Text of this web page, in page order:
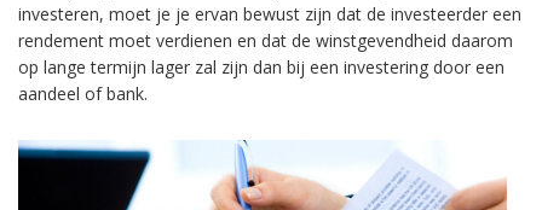
investeren, moet je je ervan bewust zijn dat de investeerder een
rendement moet verdienen en dat de winstgevendheid daarom
op lange termijn lager zal zijn dan bij een investering door een
aandeel of bank.